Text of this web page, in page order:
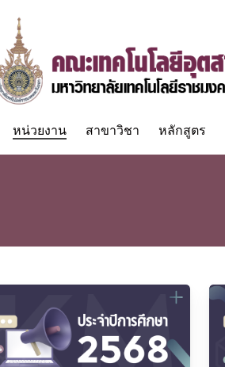
หน่วยงาน สาขาวิชา หลักสูตร